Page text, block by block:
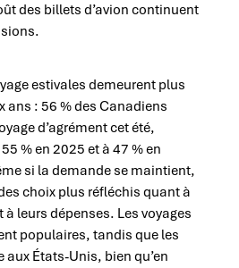
des billets d’avion continuent
estivales demeurent plus
ans : 56 % des Canadiens
d’agrément cet été,
% en 2025 et à 47 % en
si la demande se maintient,
choix plus réfléchis quant à
leurs dépenses. Les voyages
populaires, tandis que les
aux États-Unis, bien qu’en